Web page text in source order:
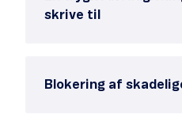
skrive til
Blokering af